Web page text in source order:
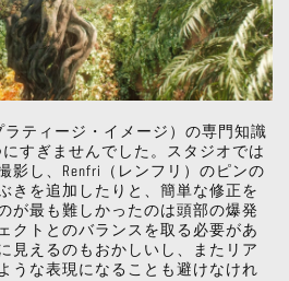
ラティージ・イメージ）の専門知識
すぎませんでした。スタジオでは
影し、Renfri（レンフリ）のピンの
きを追加したりと、簡単な修正を
が最も難しかったのは頭部の爆発
クトとのバランスを取る必要があ
見えるのもおかしいし、またリア
うな表現になることも避けなけれ